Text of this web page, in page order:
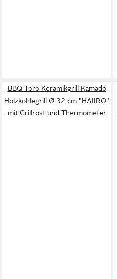
BBQ-Toro Keramikgrill Kamado
Holzkohlegrill Ø 32 cm "HAIIRO"
mit Grillrost und Thermometer